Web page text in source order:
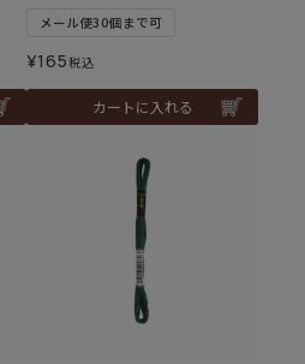
メール便30個まで可
¥165税込
カートに入れる